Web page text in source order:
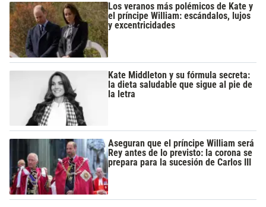
Los veranos más polémicos de Kate y
el príncipe William: escándalos, lujos
y excentricidades
Kate Middleton y su fórmula secreta:
la dieta saludable que sigue al pie de
la letra
Aseguran que el príncipe William será
Rey antes de lo previsto: la corona se
prepara para la sucesión de Carlos III